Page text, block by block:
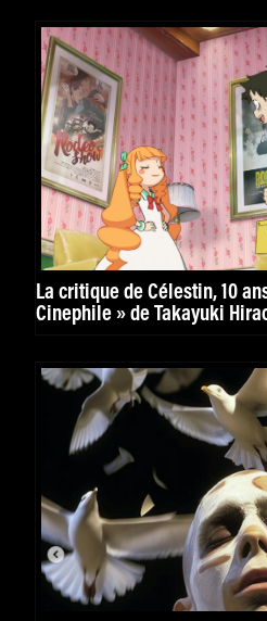
La critique de Célestin, 10
Cinephile » de Takayuki